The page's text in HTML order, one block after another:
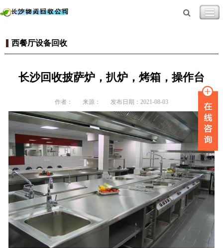
西餐厅设备回收
长沙回收披萨炉，扒炉，烤箱，操作台
作者： 来源： 发布日期：2021-08-03